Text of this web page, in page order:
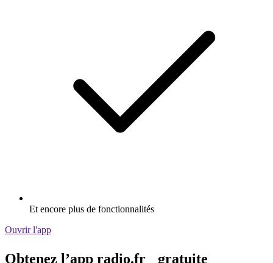
Et encore plus de fonctionnalités
Ouvrir l'app
Obtenez l’app radio.fr gratuite